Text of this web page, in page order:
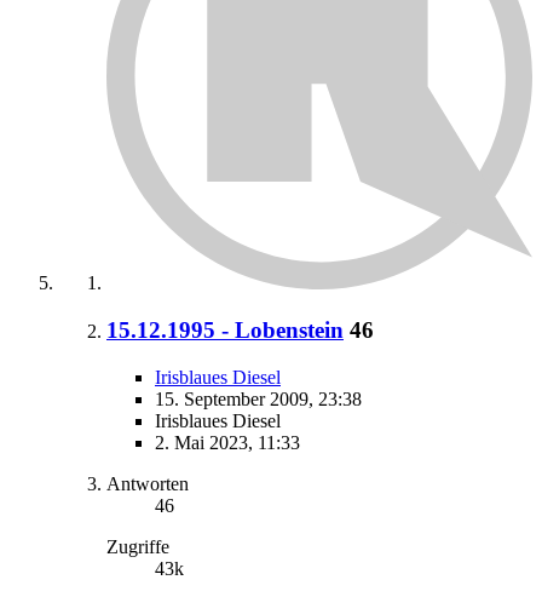
15.12.1995 - Lobenstein 46
Irisblaues Diesel
15. September 2009, 23:38
Irisblaues Diesel
2. Mai 2023, 11:33
Antworten
46
Zugriffe
43k